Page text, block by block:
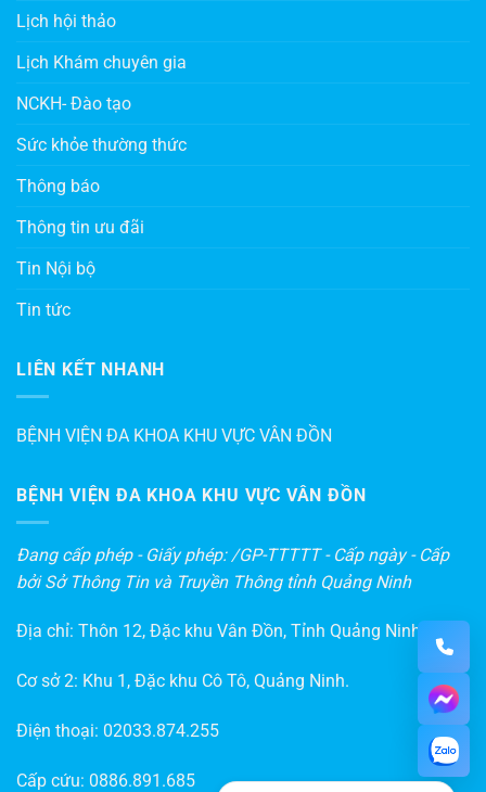
Lịch hội thảo
Lịch Khám chuyên gia
NCKH- Đào tạo
Sức khỏe thường thức
Thông báo
Thông tin ưu đãi
Tin Nội bộ
Tin tức
LIÊN KẾT NHANH
BỆNH VIỆN ĐA KHOA KHU VỰC VÂN ĐỒN
BỆNH VIỆN ĐA KHOA KHU VỰC VÂN ĐỒN
Đang cấp phép - Giấy phép: /GP-TTTTT - Cấp ngày - Cấp
bởi Sở Thông Tin và Truyền Thông tỉnh Quảng Ninh
Địa chỉ: Thôn 12, Đặc khu Vân Đồn, Tỉnh Quảng Ninh
Cơ sở 2: Khu 1, Đặc khu Cô Tô, Quảng Ninh.
Điện thoại: 02033.874.255
Cấp cứu: 0886.891.685